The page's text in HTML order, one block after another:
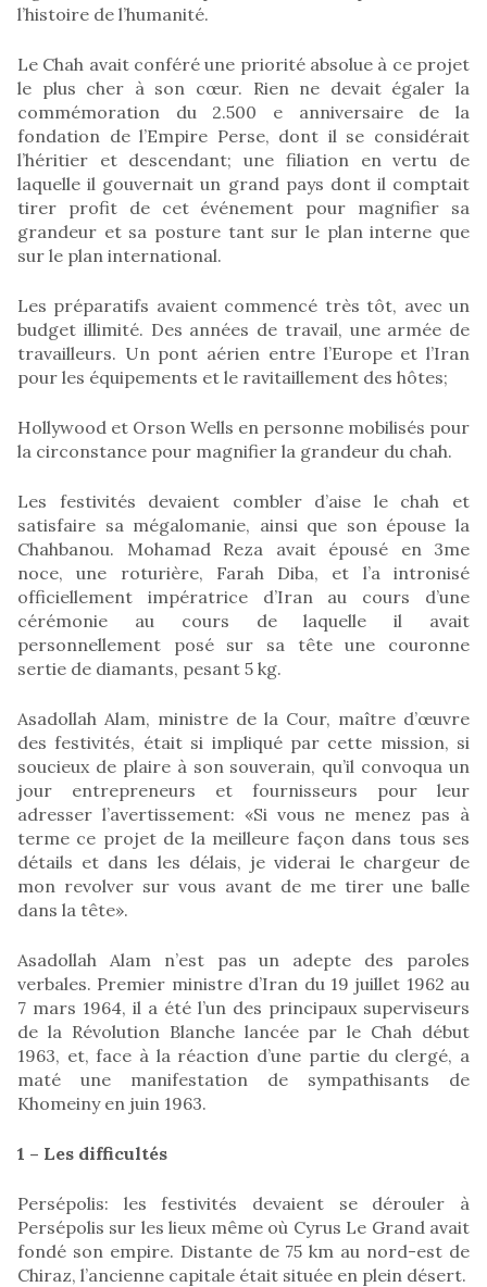
l’histoire de l’humanité.
Le Chah avait conféré une priorité absolue à ce projet
le plus cher à son cœur. Rien ne devait égaler la
commémoration du 2.500 e anniversaire de la
fondation de l’Empire Perse, dont il se considérait
l’héritier et descendant; une filiation en vertu de
laquelle il gouvernait un grand pays dont il comptait
tirer profit de cet événement pour magnifier sa
grandeur et sa posture tant sur le plan interne que
sur le plan international.
Les préparatifs avaient commencé très tôt, avec un
budget illimité. Des années de travail, une armée de
travailleurs. Un pont aérien entre l’Europe et l’Iran
pour les équipements et le ravitaillement des hôtes;
Hollywood et Orson Wells en personne mobilisés pour
la circonstance pour magnifier la grandeur du chah.
Les festivités devaient combler d’aise le chah et
satisfaire sa mégalomanie, ainsi que son épouse la
Chahbanou. Mohamad Reza avait épousé en 3me
noce, une roturière, Farah Diba, et l’a intronisé
officiellement impératrice d’Iran au cours d’une
cérémonie au cours de laquelle il avait
personnellement posé sur sa tête une couronne
sertie de diamants, pesant 5 kg.
Asadollah Alam, ministre de la Cour, maître d’œuvre
des festivités, était si impliqué par cette mission, si
soucieux de plaire à son souverain, qu’il convoqua un
jour entrepreneurs et fournisseurs pour leur
adresser l’avertissement: «Si vous ne menez pas à
terme ce projet de la meilleure façon dans tous ses
détails et dans les délais, je viderai le chargeur de
mon revolver sur vous avant de me tirer une balle
dans la tête».
Asadollah Alam n’est pas un adepte des paroles
verbales. Premier ministre d’Iran du 19 juillet 1962 au
7 mars 1964, il a été l’un des principaux superviseurs
de la Révolution Blanche lancée par le Chah début
1963, et, face à la réaction d’une partie du clergé, a
maté une manifestation de sympathisants de
Khomeiny en juin 1963.
1 – Les difficultés
Persépolis: les festivités devaient se dérouler à
Persépolis sur les lieux même où Cyrus Le Grand avait
fondé son empire. Distante de 75 km au nord-est de
Chiraz, l’ancienne capitale était située en plein désert.